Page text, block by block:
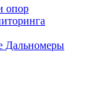
опор
Дальномеры